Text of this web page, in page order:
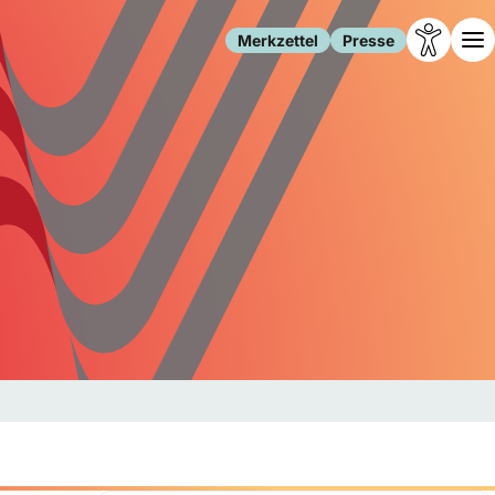
Merkzettel Presse
Leben
Familie
Freizeit
Gesundheit
Internet
Gesellschaft
Forschung
Migration
Polizei